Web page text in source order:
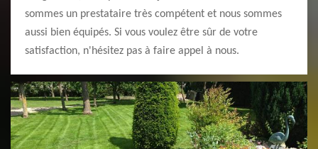
sommes un prestataire très compétent et nous sommes
aussi bien équipés. Si vous voulez être sûr de votre
satisfaction, n'hésitez pas à faire appel à nous.